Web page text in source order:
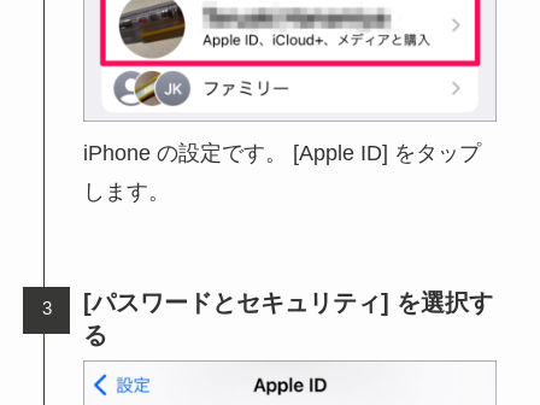
iPhone の設定です。 [Apple ID] をタップ
します。
[パスワードとセキュリティ] を選択す
る